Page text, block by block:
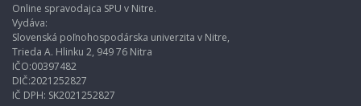
Online spravodajca SPU v Nitre.
Vydáva:
Slovenská poľnohospodárska univerzita v Nitre,
Trieda A. Hlinku 2, 949 76 Nitra
IČO:00397482
DIČ:2021252827
IČ DPH: SK2021252827